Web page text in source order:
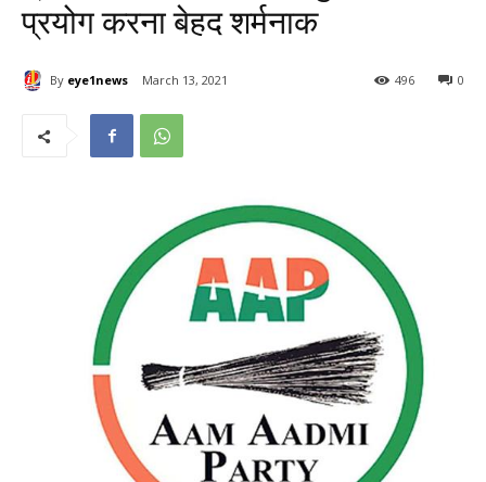
प्रयोग करना बेहद शर्मनाक
By eye1news March 13, 2021 0
496